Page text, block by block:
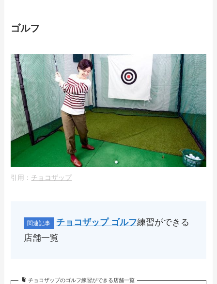
ゴルフ
引用： チョコザップ
チョコザップ ゴルフ練習ができる
店舗一覧
チョコザップのゴルフ練習ができる店舗一覧